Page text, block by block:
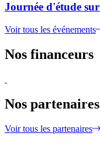
Journée d'étude
Voir tous les événements
Nos financeurs
Nos partenaires
Voir tous les partenaires